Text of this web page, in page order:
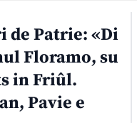
Patrie: «Di
Floramo, su
in Friûl.
Pavie e